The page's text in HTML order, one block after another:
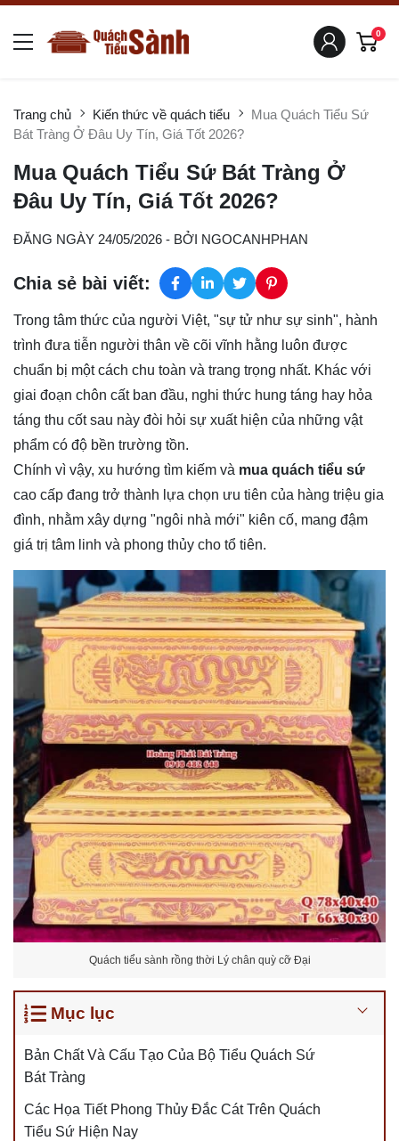
0
Trang chủ Kiến thức về quách tiểu
Mua Quách Tiểu Sứ
Bát Tràng Ở Đâu Uy Tín, Giá Tốt 2026?
Mua Quách Tiểu Sứ Bát Tràng Ở
Đâu Uy Tín, Giá Tốt 2026?
ĐĂNG NGÀY 24/05/2026 - BỞI NGOCANHPHAN
Chia sẻ bài viết:
Trong tâm thức của người Việt, "sự tử như sự sinh", hành
trình đưa tiễn người thân về cõi vĩnh hằng luôn được
chuẩn bị một cách chu toàn và trang trọng nhất. Khác với
giai đoạn chôn cất ban đầu, nghi thức hung táng hay hỏa
táng thu cốt sau này đòi hỏi sự xuất hiện của những vật
phẩm có độ bền trường tồn.
Chính vì vậy, xu hướng tìm kiếm và mua quách tiểu sứ
cao cấp đang trở thành lựa chọn ưu tiên của hàng triệu gia
đình, nhằm xây dựng "ngôi nhà mới" kiên cố, mang đậm
giá trị tâm linh và phong thủy cho tổ tiên.
Quách tiểu sành rồng thời Lý chân quỳ cỡ Đại
Mục lục
Bản Chất Và Cấu Tạo Của Bộ Tiểu Quách Sứ
Bát Tràng
Các Họa Tiết Phong Thủy Đắc Cát Trên Quách
Tiểu Sứ Hiện Nay